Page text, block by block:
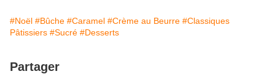
#Noël #Bûche #Caramel #Crème au Beurre #Classiques
Pâtissiers #Sucré #Desserts
Partager